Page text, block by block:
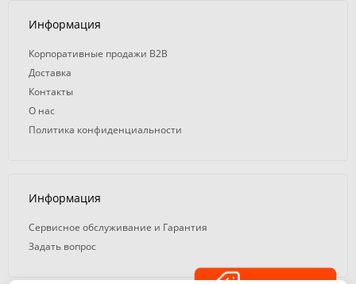
Информация
Корпоративные продажи B2B
Доставка
Контакты
О нас
Политика конфиденциальности
Информация
Сервисное обслуживание и Гарантия
Задать вопрос